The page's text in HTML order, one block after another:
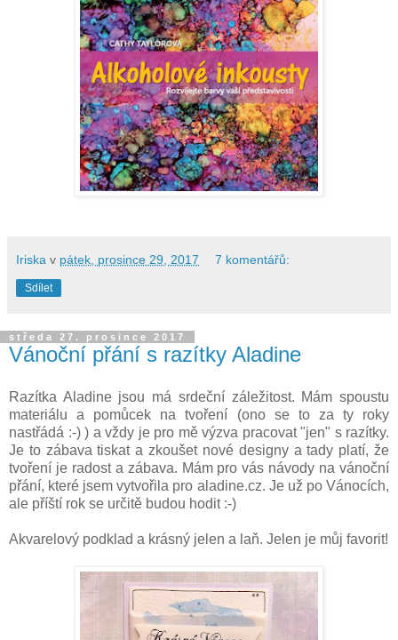
Iriska v pátek, prosince 29, 2017 7 komentářů:
Sdílet
středa 27. prosince 2017
Vánoční přání s razítky Aladine
Razítka Aladine jsou má srdeční záležitost. Mám spoustu
materiálu a pomůcek na tvoření (ono se to za ty roky
nastřádá :-) ) a vždy je pro mě výzva pracovat "jen" s razítky.
Je to zábava tiskat a zkoušet nové designy a tady platí, že
tvoření je radost a zábava. Mám pro vás návody na vánoční
přání, které jsem vytvořila pro aladine.cz. Je už po Vánocích,
ale příští rok se určitě budou hodit :-)
Akvarelový podklad a krásný jelen a laň. Jelen je můj favorit!